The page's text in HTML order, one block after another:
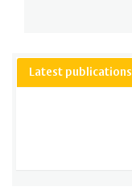
Latest publications